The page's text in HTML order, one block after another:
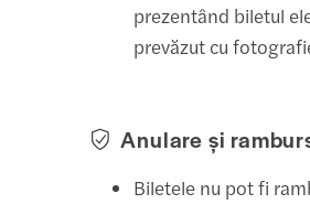
prezentând biletul
prevăzut cu
Anulare și
Biletele nu pot fi